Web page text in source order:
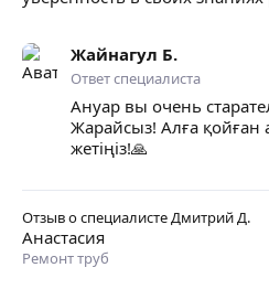
Жайнагул Б.
Ответ специалиста
Ануар вы очень
Жарайсыз! Алға қойған
жетіңіз!🙏
Отзыв о специалистеДмитрий Д.
Анастасия
Ремонт труб